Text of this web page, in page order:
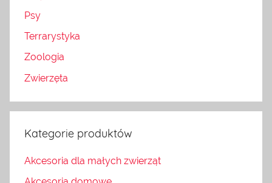
Psy
Terrarystyka
Zoologia
Zwierzęta
Kategorie produktów
Akcesoria dla małych zwierząt